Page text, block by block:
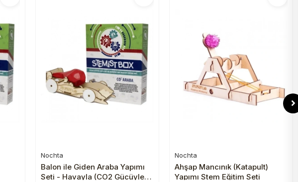
Sepete Ekle
Nochta
Balon ile Giden Araba Yapımı
Seti - Havayla (CO2 Gücüyle)
Sepete Ekle
Nochta
Ahşap Mancınık (Katapult)
Yapımı Stem Eğitim Seti